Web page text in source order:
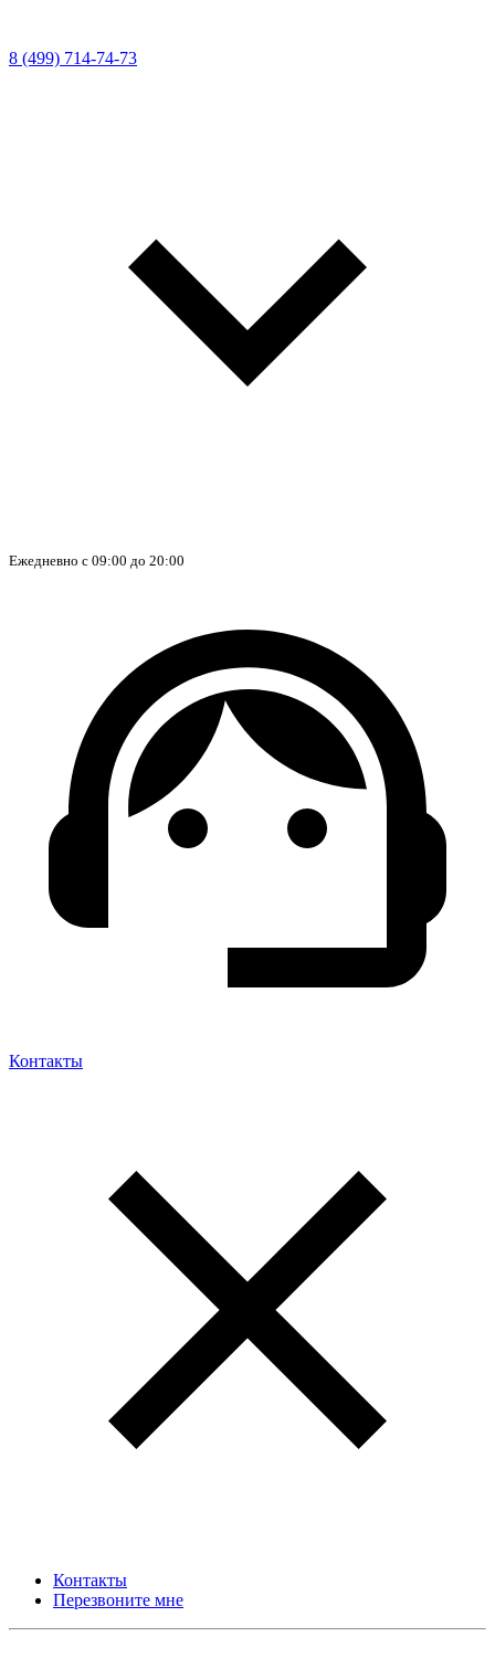
8 (499) 714-74-73
Ежедневно с 09:00 до 20:00
Контакты
Контакты
Перезвоните мне